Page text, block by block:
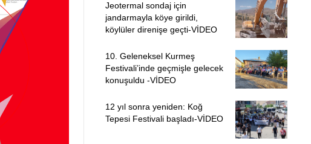
Jeotermal sondaj için
jandarmayla köye girildi,
köylüler direnişe geçti-VİDEO
10. Geleneksel Kurmeş
Festivali’inde geçmişle gelecek
konuşuldu -VİDEO
12 yıl sonra yeniden: Koğ
Tepesi Festivali başladı-VİDEO